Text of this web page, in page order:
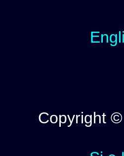
Copyright